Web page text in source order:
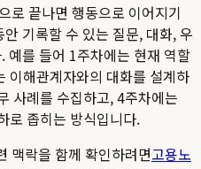
로 끝나면 행동으로 이어지기
기록할 수 있는 질문, 대화, 우
예를 들어 1주차에는 현재 역할
이해관계자와의 대화를 설계하
사례를 수집하고, 4주차에는
로 좁히는 방식입니다.
맥락을 함께 확인하려면고용노